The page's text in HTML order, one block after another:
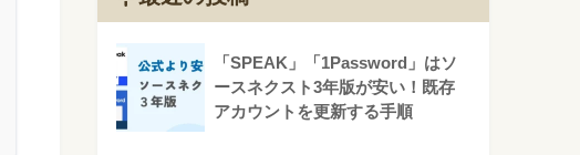
「SPEAK」「1Password」はソ
ースネクスト3年版が安い！既存
アカウントを更新する手順